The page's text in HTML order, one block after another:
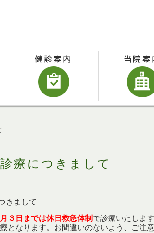
療につきまして
きまして
３日までは休日救急体制で診療いたします
となります。お間違いのないよう、ご注意